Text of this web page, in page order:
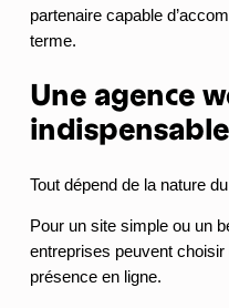
partenaire capable
terme.
Une agence
Tout dépend de la nature
Pour un site simple ou un
entreprises peuvent
présence en ligne.